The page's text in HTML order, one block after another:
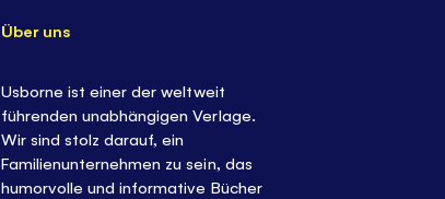
Über uns
Usborne ist einer der weltweit
führenden unabhängigen Verlage.
Wir sind stolz darauf, ein
Familienunternehmen zu sein, das
humorvolle und informative Bücher